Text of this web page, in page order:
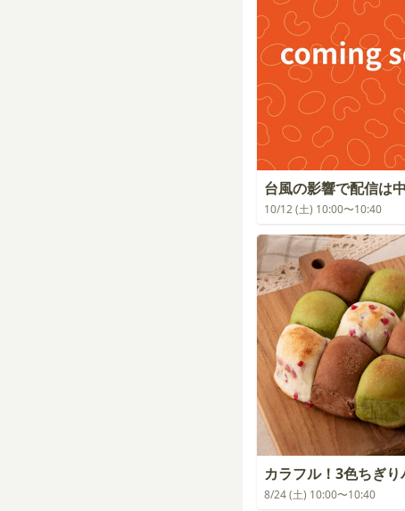
台風の影響で配信は
10/12 (土) 10:00〜10:40
カラフル！3色ちぎり
8/24 (土) 10:00〜10:40